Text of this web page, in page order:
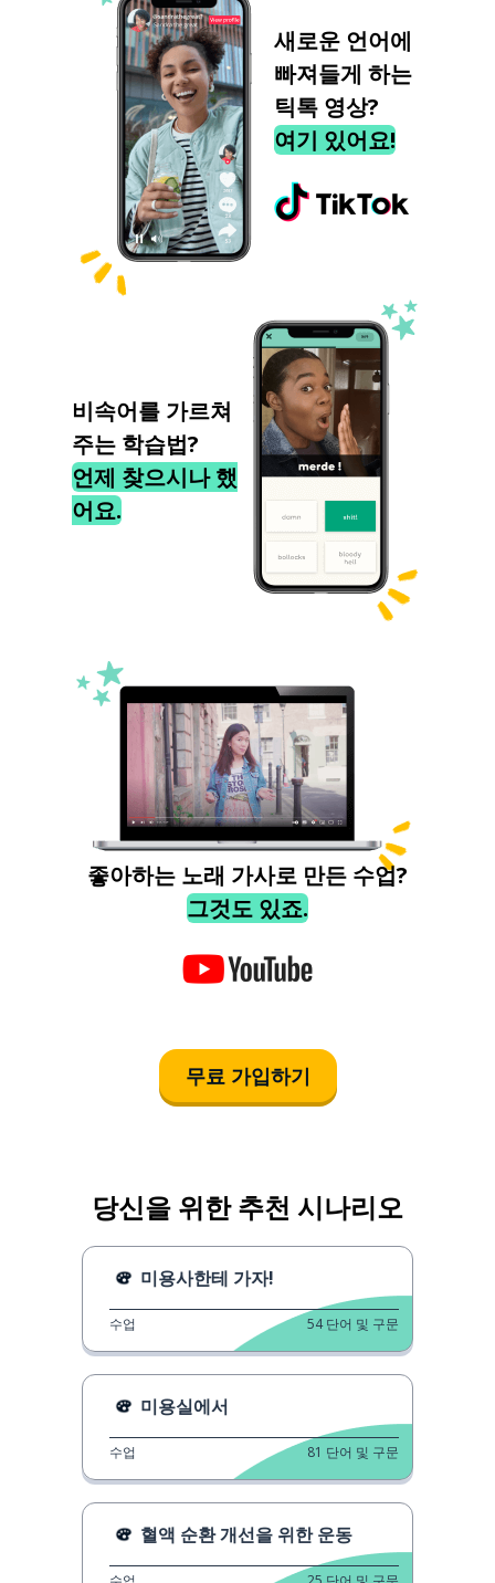
새로운 언어에
빠져들게 하는
틱톡 영상?
여기 있어요!
비속어를 가르쳐
주는 학습법?
언제 찾으시나 했
어요.
좋아하는 노래 가사로 만든 수업?
그것도 있죠.
무료 가입하기
당신을 위한 추천 시나리오
미용사한테 가자!
수업 54 단어 및 구문
미용실에서
수업 81 단어 및 구문
혈액 순환 개선을 위한 운동